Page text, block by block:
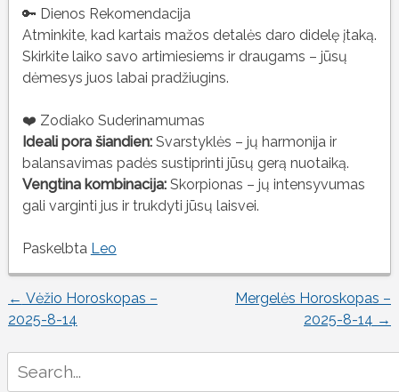
🔑 Dienos Rekomendacija
Atminkite, kad kartais mažos detalės daro didelę įtaką.
Skirkite laiko savo artimiesiems ir draugams – jūsų
dėmesys juos labai pradžiugins.
❤️ Zodiako Suderinamumas
Ideali pora šiandien:Svarstyklės – jų harmonija ir
balansavimas padės sustiprinti jūsų gerą nuotaiką.
Vengtina kombinacija:Skorpionas – jų intensyvumas
gali varginti jus ir trukdyti jūsų laisvei.
Paskelbta Leo
Įrašo
naršymas
← Vėžio Horoskopas –
2025-8-14
Mergelės Horoskopas –
2025-8-14 →
for: